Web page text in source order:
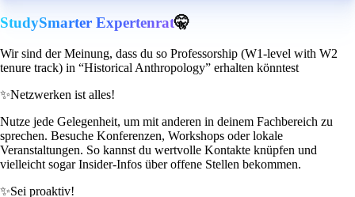
StudySmarter Expertenrat🤫
Wir sind der Meinung, dass du so Professorship (W1-level with W2
tenure track) in “Historical Anthropology” erhalten könntest
✨Netzwerken ist alles!
Nutze jede Gelegenheit, um mit anderen in deinem Fachbereich zu
sprechen. Besuche Konferenzen, Workshops oder lokale
Veranstaltungen. So kannst du wertvolle Kontakte knüpfen und
vielleicht sogar Insider-Infos über offene Stellen bekommen.
✨Sei proaktiv!